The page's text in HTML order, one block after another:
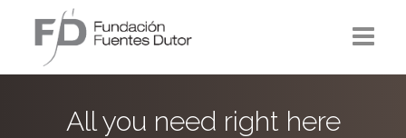
All you need right here